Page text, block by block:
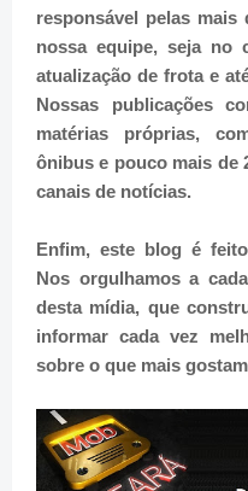
responsável pelas mais
nossa equipe, seja no
atualização de frota e
Nossas publicações
matérias próprias,
ônibus e pouco mais de
canais de notícias.
Enfim, este blog é
Nos orgulhamos a
desta mídia, que
informar cada vez
sobre o que mais